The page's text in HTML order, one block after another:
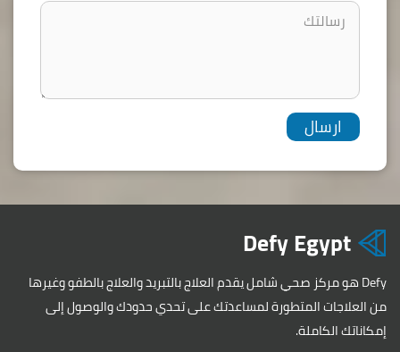
Defy Egypt
Defy هو مركز صحي شامل يقدم العلاج بالتبريد والعلاج بالطفو وغيرها
من العلاجات المتطورة لمساعدتك على تحدي حدودك والوصول إلى
إمكاناتك الكاملة.